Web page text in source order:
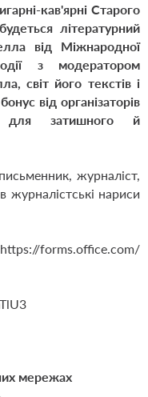
кав'ярні Старого
літературний
від Міжнародної
з модератором
світ його текстів і
від організаторів
для затишного й
журналіст,
журналістські нариси
https://forms.office.com/
мережах